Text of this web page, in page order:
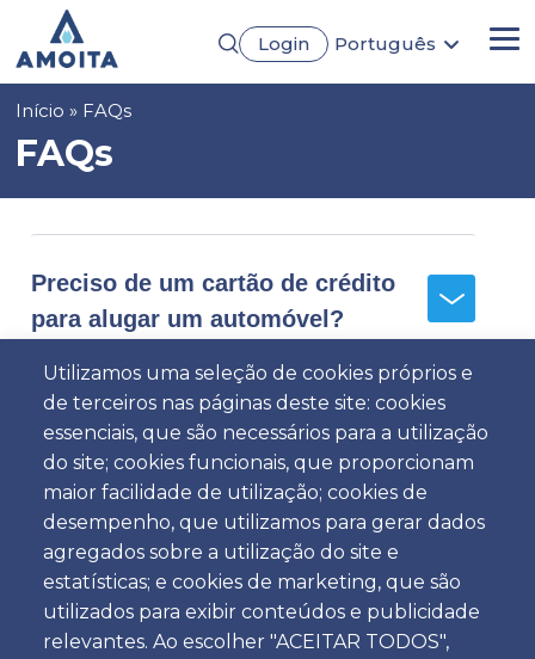
conteúdo
principal
Login
Português
Utilizamos uma seleção de cookies próprios e
de terceiros nas páginas deste site: cookies
essenciais, que são necessários para a utilização
do site; cookies funcionais, que proporcionam
maior facilidade de utilização; cookies de
desempenho, que utilizamos para gerar dados
agregados sobre a utilização do site e
estatísticas; e cookies de marketing, que são
utilizados para exibir conteúdos e publicidade
relevantes. Ao escolher "ACEITAR TODOS",
Navegação
estrutural
Início FAQs
FAQs
Preciso de um cartão de crédito
para alugar um automóvel?
Onde se situam os vossos
balcões?
Posso alugar um carro em
qualquer lugar em Portugal?